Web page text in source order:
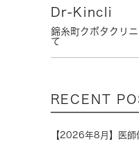
Dr-Kincli
錦糸町クボタクリ
て
RECENT
【2026年8月】医師